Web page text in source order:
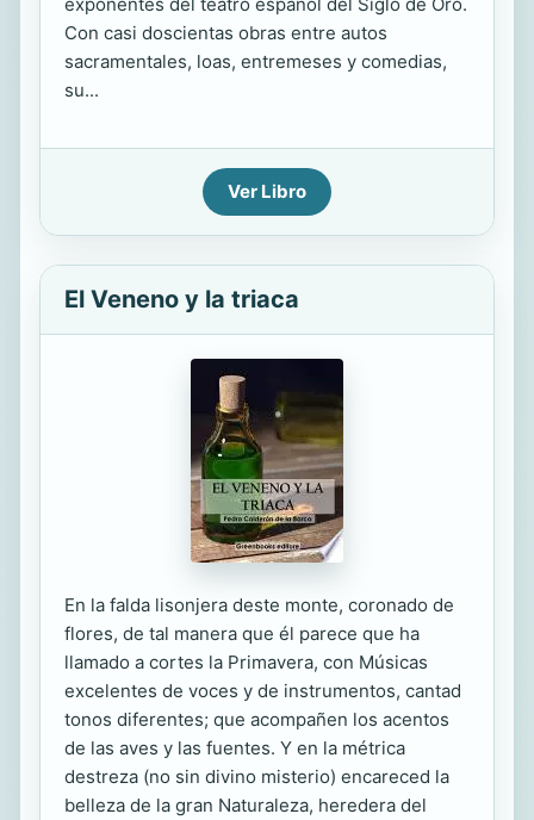
Con casi doscientas obras entre autos
sacramentales, loas, entremeses y comedias,
su...
Ver Libro
El Veneno y la triaca
En la falda lisonjera deste monte, coronado de
flores, de tal manera que él parece que ha
llamado a cortes la Primavera, con Músicas
excelentes de voces y de instrumentos, cantad
tonos diferentes; que acompañen los acentos
de las aves y las fuentes. Y en la métrica
destreza (no sin divino misterio) encareced la
belleza de la gran Naturaleza, heredera del